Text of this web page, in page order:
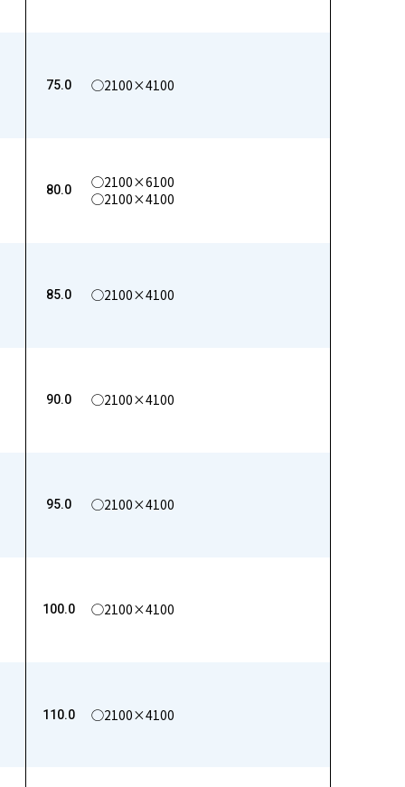
75.0 ◯2100×4100
80.0
◯2100×6100
◯2100×4100
85.0 ◯2100×4100
90.0 ◯2100×4100
95.0 ◯2100×4100
100.0 ◯2100×4100
110.0 ◯2100×4100